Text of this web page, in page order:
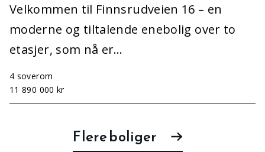
Velkommen til Finnsrudveien 16 – en
moderne og tiltalende enebolig over to
etasjer, som nå er…
4 soverom
11 890 000 kr
Flere boliger